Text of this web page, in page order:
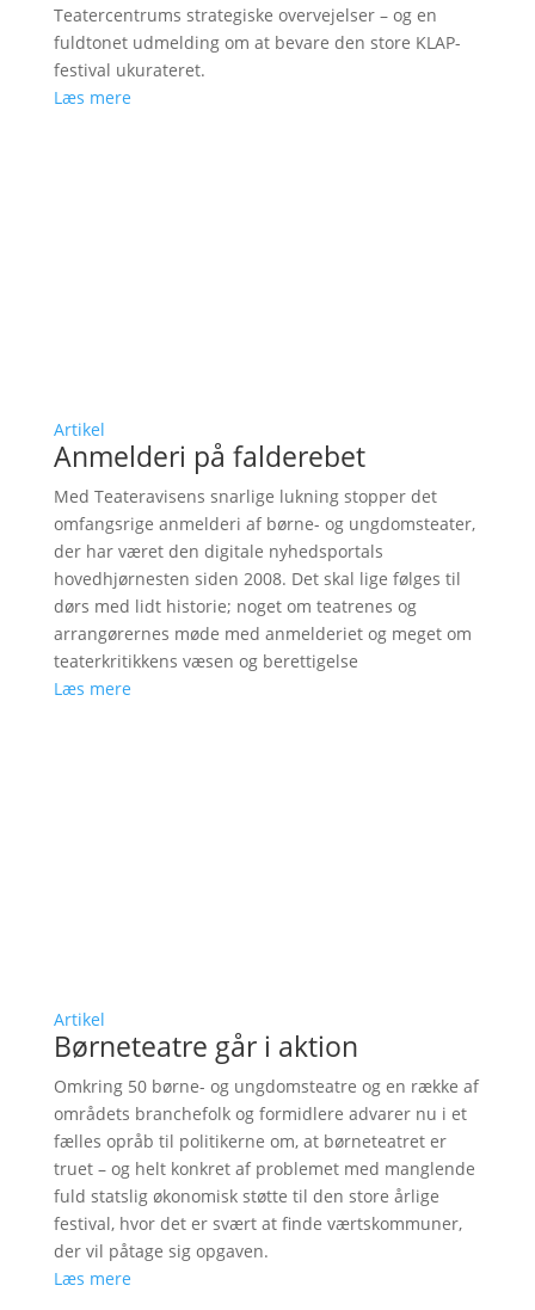
Teatercentrums strategiske overvejelser – og en
fuldtonet udmelding om at bevare den store KLAP-
festival ukurateret.
Læs mere
Artikel
Anmelderi på falderebet
Med Teateravisens snarlige lukning stopper det
omfangsrige anmelderi af børne- og ungdomsteater,
der har været den digitale nyhedsportals
hovedhjørnesten siden 2008. Det skal lige følges til
dørs med lidt historie; noget om teatrenes og
arrangørernes møde med anmelderiet og meget om
teaterkritikkens væsen og berettigelse
Læs mere
Artikel
Børneteatre går i aktion
Omkring 50 børne- og ungdomsteatre og en række af
områdets branchefolk og formidlere advarer nu i et
fælles opråb til politikerne om, at børneteatret er
truet – og helt konkret af problemet med manglende
fuld statslig økonomisk støtte til den store årlige
festival, hvor det er svært at finde værtskommuner,
der vil påtage sig opgaven.
Læs mere